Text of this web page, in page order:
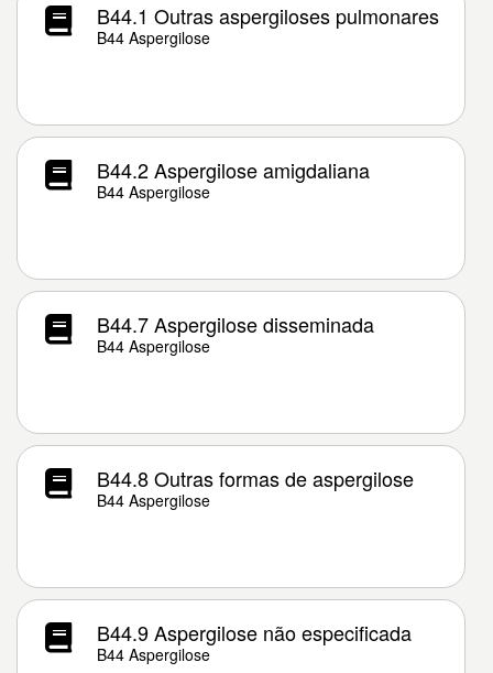
B44.1 Outras aspergiloses pulmonares
B44 Aspergilose
B44.2 Aspergilose amigdaliana
B44 Aspergilose
B44.7 Aspergilose disseminada
B44 Aspergilose
B44.8 Outras formas de aspergilose
B44 Aspergilose
B44.9 Aspergilose não especificada
B44 Aspergilose